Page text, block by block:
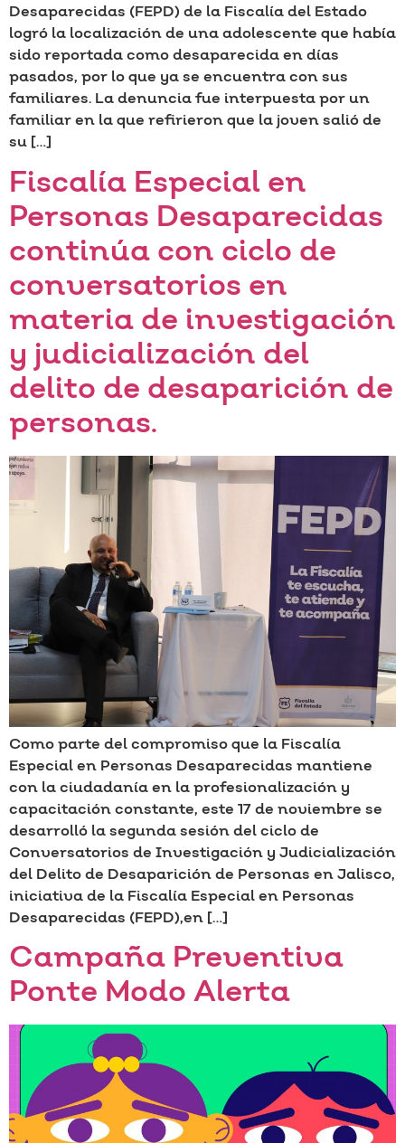
Desaparecidas (FEPD) de la Fiscalía del Estado
logró la localización de una adolescente que había
sido reportada como desaparecida en días
pasados, por lo que ya se encuentra con sus
familiares. La denuncia fue interpuesta por un
familiar en la que refirieron que la joven salió de
su […]
Fiscalía Especial en
Personas Desaparecidas
continúa con ciclo de
conversatorios en
materia de investigación
y judicialización del
delito de desaparición de
personas.
Como parte del compromiso que la Fiscalía
Especial en Personas Desaparecidas mantiene
con la ciudadanía en la profesionalización y
capacitación constante, este 17 de noviembre se
desarrolló la segunda sesión del ciclo de
Conversatorios de Investigación y Judicialización
del Delito de Desaparición de Personas en Jalisco,
iniciativa de la Fiscalía Especial en Personas
Desaparecidas (FEPD),en […]
Campaña Preventiva
Ponte Modo Alerta